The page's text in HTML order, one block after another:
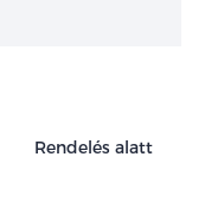
Rendelés alatt